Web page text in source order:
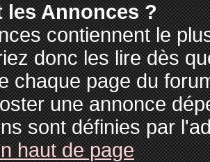
les Annonces ?
contiennent le
donc les lire dès
chaque page du
une annonce
sont définies par
haut de page